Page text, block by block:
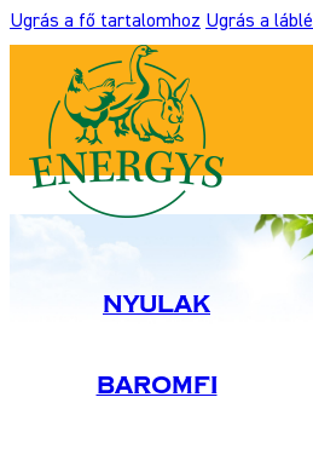
Ugrás a fő tartalomhoz Ugrás a
Nyulak
Baromfi